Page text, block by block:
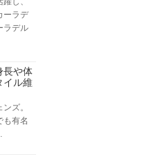
ーラデ
ラデル
長や体
イル維
ズ。
も有名